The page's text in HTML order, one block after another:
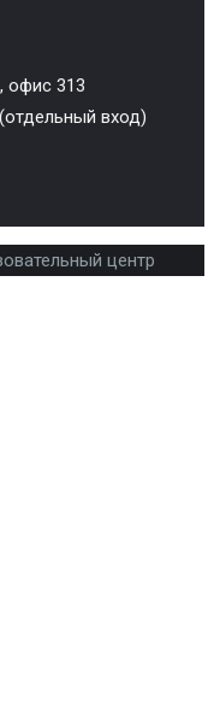
офис 313
вход)
центр